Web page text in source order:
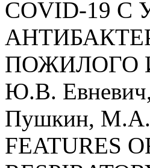
COVID-19
ПОЖИЛОГО
Ю.В.
Пушкин, М.А.
FEATURES